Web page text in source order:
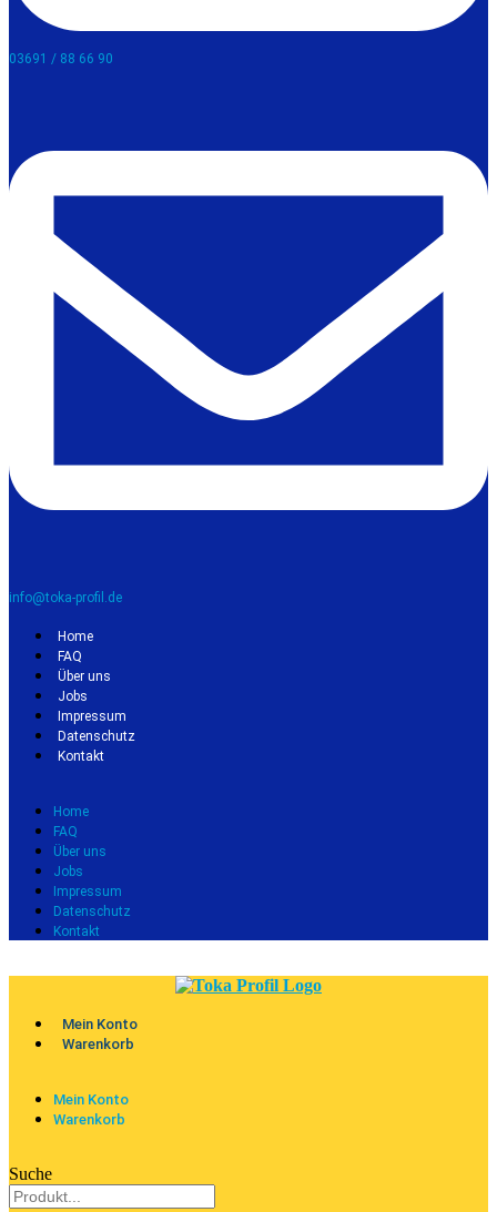
03691 / 88 66 90​
info@toka-profil.de
Home
FAQ
Über uns
Jobs
Impressum
Datenschutz
Kontakt
Home
FAQ
Über uns
Jobs
Impressum
Datenschutz
Kontakt
Mein Konto
Warenkorb
Mein Konto
Warenkorb
Suche